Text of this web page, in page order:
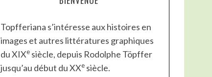
Topfferiana s’intéresse aux histoires en
images et autres littératures graphiques
du XIXe siècle, depuis Rodolphe Töpffer
jusqu’au début du XXe siècle.